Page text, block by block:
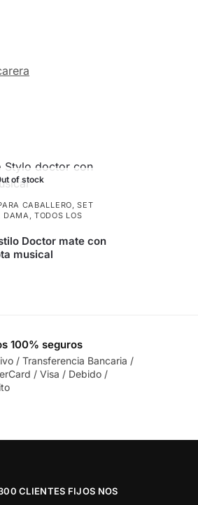
of stock
CABALLERO,SET
DAMA,TODOS LOS
Doctor mate con
musical
100% seguros
/ Transferencia Bancaria /
/ Visa / Debido /
CLIENTES FIJOS NOS